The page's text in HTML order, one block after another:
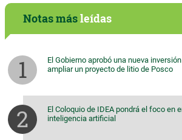
Notas másleídas
El Gobierno aprobó una nueva
ampliar un proyecto de litio de Posco
El Coloquio de IDEA pondrá el foco en
inteligencia artificial